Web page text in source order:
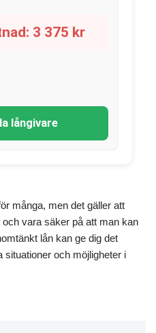
3 375 kr
långivare
många, men det gäller att
vara säker på att man kan
lån kan ge dig det
situationer och möjligheter i